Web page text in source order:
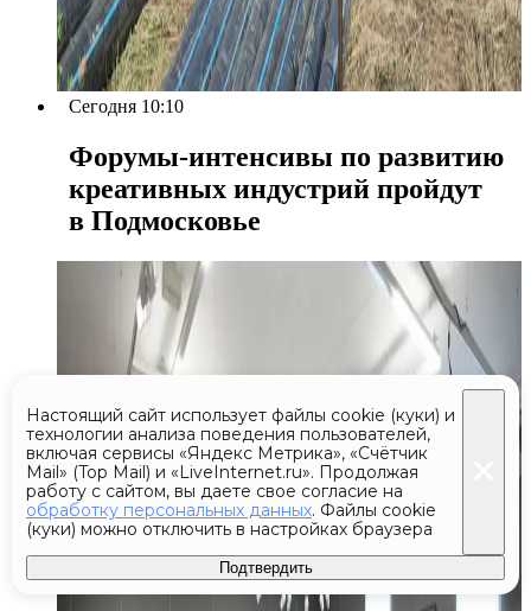
Сегодня 10:10
Форумы-интенсивы по развитию
креативных индустрий пройдут
в Подмосковье
Настоящий сайт использует файлы cookie (куки) и
технологии анализа поведения пользователей,
включая сервисы «Яндекс Метрика», «Счётчик
Mail» (Top Mail) и «LiveInternet.ru». Продолжая
работу с сайтом, вы даете свое согласие на
обработку персональных данных. Файлы cookie
(куки) можно отключить в настройках браузера
Подтвердить